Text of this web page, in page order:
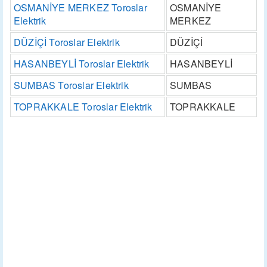
OSMANİYE MERKEZ Toroslar
Elektrik
OSMANİYE
MERKEZ
DÜZİÇİ Toroslar Elektrik
DÜZİÇİ
HASANBEYLİ Toroslar Elektrik
HASANBEYLİ
SUMBAS Toroslar Elektrik
SUMBAS
TOPRAKKALE Toroslar Elektrik
TOPRAKKALE